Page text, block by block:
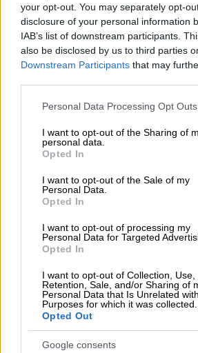
your opt-out. You may separately opt-
disclosure of your personal information
IAB’s list of downstream participants.
also be disclosed by us to third parties
Downstream Participants that may
Please note that this website/app uses
not limited to your visit or usage
grant or deny consent to Google and its
use your data for below specified
consent section.
Personal Data Processing Opt Outs
I want to opt-out of the Sharing of
personal data.
Opted In
I want to opt-out of the Sale of my
Personal Data.
Opted In
I want to opt-out of processing my
Personal Data for Targeted
Opted In
I want to opt-out of Collection, Use,
Retention, Sale, and/or Sharing of
Personal Data that Is Unrelated
Purposes for which it was collected.
Opted Out
Google consents
Βράχοςκαταπλάκωσε όχημα
και πιο συγκεκριμένα στην
κοντά στηνΆμφισσα.
πρώτες πληροφορίες, το
στηστοάόπου γίνεται
πιθανότητα πρόκειται για
Οι Αρχές έχουν ειδοποιηθεί
όχηματο οποίο έχει
περίπου στο ένα
την είσοδο του ορυχείου.
Έχουν σπεύσει για βοήθεια
από την7η ΕΜΑΚ, την
ΥπηρεσίαΆμφισσαςκαι του
Πολυδρόσου. Αυτή τη στιγμή
ενέργειες για να ανοίξουν
απεγκλωβιστεί το άτομο.